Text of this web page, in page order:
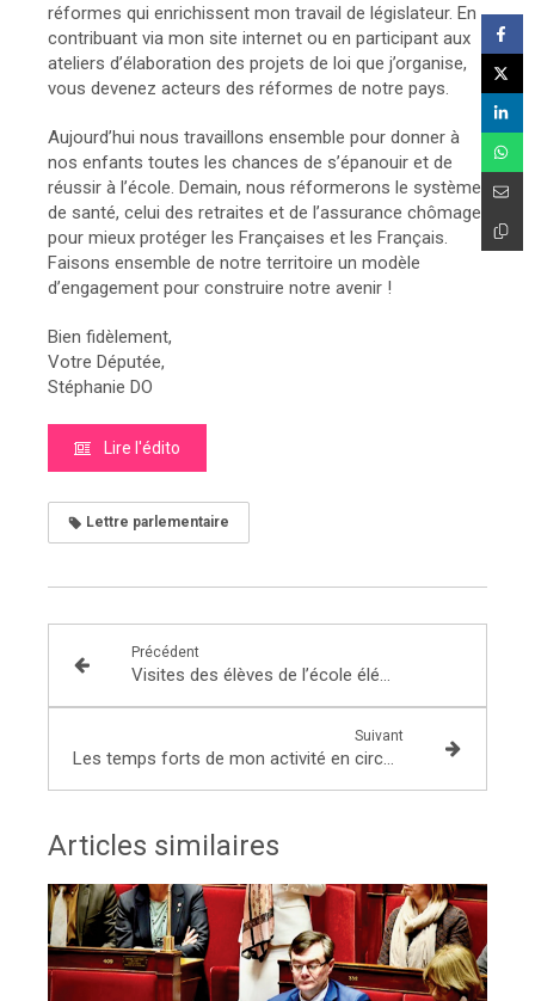
réformes qui enrichissent mon travail de législateur. En
contribuant via mon site internet ou en participant aux
ateliers d’élaboration des projets de loi que j’organise,
vous devenez acteurs des réformes de notre pays.
Aujourd’hui nous travaillons ensemble pour donner à
nos enfants toutes les chances de s’épanouir et de
réussir à l’école. Demain, nous réformerons le système
de santé, celui des retraites et de l’assurance chômage
pour mieux protéger les Françaises et les Français.
Faisons ensemble de notre territoire un modèle
d’engagement pour construire notre avenir !
Bien fidèlement,
Votre Députée,
Stéphanie DO
Lire l'édito
Lettre parlementaire
Précédent
Visites des élèves de l’école élémentaire Le Village de Lognes et les élèves de la classe de 1ère ES/L du Lycée Jehan de Chelles
Suivant
Les temps forts de mon activité en circonscription et à l’Assemblée Nationale dans la lettre parlementaire 2019
Articles similaires